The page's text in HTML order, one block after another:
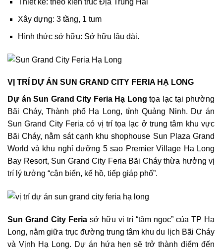
Thiết kế: theo kiến trúc Địa Trung Hải
Xây dựng: 3 tầng, 1 tum
Hình thức sở hữu: Sở hữu lâu dài.
VỊ TRÍ DỰ ÁN SUN GRAND CITY FERIA HẠ LONG
Dự án Sun Grand City Feria Hạ Long tọa lạc tại phường
Bãi Cháy, Thành phố Hạ Long, tỉnh Quảng Ninh. Dự án
Sun Grand City Feria có vị trí tọa lạc ở trung tâm khu vực
Bãi Cháy, nằm sát cạnh khu shophouse Sun Plaza Grand
World và khu nghỉ dưỡng 5 sao Premier Village Ha Long
Bay Resort, Sun Grand City Feria Bãi Cháy thừa hưởng vị
trí lý tưởng “cận biển, kế hồ, tiếp giáp phố”.
Sun Grand City Feria sở hữu vị trí “tâm ngọc” của TP Hạ
Long, nằm giữa trục đường trung tâm khu du lịch Bãi Cháy
và Vịnh Hạ Long. Dự án hứa hẹn sẽ trở thành điểm đến